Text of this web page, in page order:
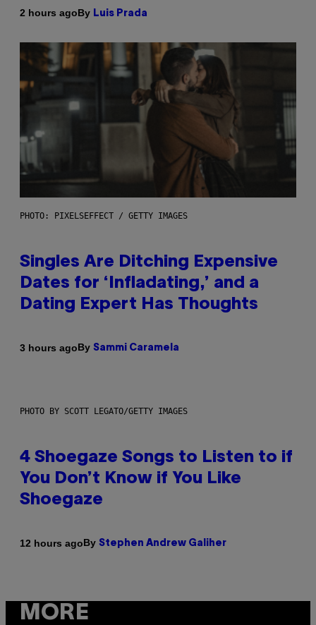
2 hours agoBy Luis Prada
PHOTO: PIXELSEFFECT / GETTY IMAGES
Singles Are Ditching Expensive
Dates for ‘Infladating,’ and a
Dating Expert Has Thoughts
3 hours agoBy Sammi Caramela
PHOTO BY SCOTT LEGATO/GETTY IMAGES
4 Shoegaze Songs to Listen to if
You Don’t Know if You Like
Shoegaze
12 hours agoBy Stephen Andrew Galiher
MORE